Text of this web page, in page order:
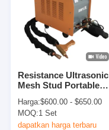
Resistance Ultrasonic
Mesh Stud Portable
Mini Sertifikasi
Harga:$600.00 - $650.00
MOQ:1 Set
dapatkan harga terbaru